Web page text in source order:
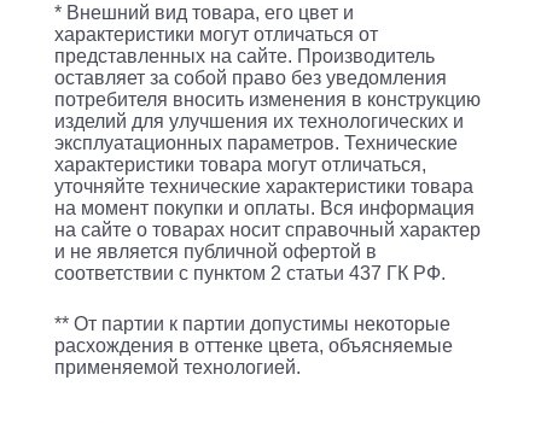
* Внешний вид товара, его цвет и
характеристики могут отличаться от
представленных на сайте. Производитель
оставляет за собой право без уведомления
потребителя вносить изменения в конструкцию
изделий для улучшения их технологических и
эксплуатационных параметров. Технические
характеристики товара могут отличаться,
уточняйте технические характеристики товара
на момент покупки и оплаты. Вся информация
на сайте о товарах носит справочный характер
и не является публичной офертой в
соответствии с пунктом 2 статьи 437 ГК РФ.
** От партии к партии допустимы некоторые
расхождения в оттенке цвета, объясняемые
применяемой технологией.